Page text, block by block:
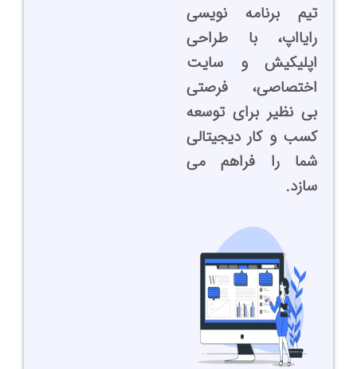
تیم برنامه نویسی
رایااپ، با طراحی
اپلیکیش و سایت
اختصاصی، فرصتی
بی نظیر برای توسعه
کسب و کار دیجیتالی
شما را فراهم می
سازد.